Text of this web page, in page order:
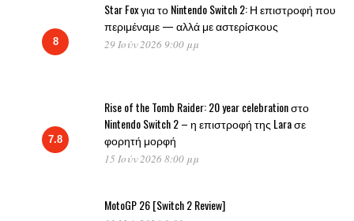
8
Star Fox για το Nintendo Switch 2: Η επιστροφή που
περιμέναμε — αλλά με αστερίσκους
29 Ιούν 2026 9:00 μμ
7.8
Rise of the Tomb Raider: 20 year celebration στο
Nintendo Switch 2 – η επιστροφή της Lara σε
φορητή μορφή
15 Ιούν 2026 8:00 μμ
MotoGP 26 [Switch 2 Review]